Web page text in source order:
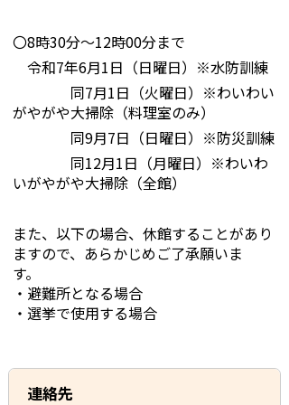
〇8時30分～12時00分まで
令和7年6月1日（日曜日）※水防訓練
同7月1日（火曜日）※わいわい
がやがや大掃除（料理室のみ）
同9月7日（日曜日）※防災訓練
同12月1日（月曜日）※わいわ
いがやがや大掃除（全館）
また、以下の場合、休館することがあり
ますので、あらかじめご了承願いま
す。
・避難所となる場合
・選挙で使用する場合
連絡先